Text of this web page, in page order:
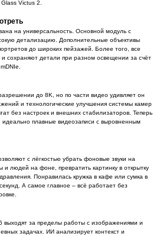
Victus 2.
на универсальность. Основной модуль с
детализацию. Дополнительные объективы
до широких пейзажей. Более того, все
сохраняют детали при разном освещении за счёт
до 8K, но по части видео удивляет он
и технологические улучшения системы камер
без настроек и внешних стабилизаторов. Теперь
идеально плавные видеозаписи с выровненным
с лёгкостью убрать фоновые звуки на
людей на фоне, превратить картинку в открытку
Понравилась кружка в кафе или сумка в
А самое главное – всё работает без
выходят за пределы работы с изображениями и
задачах. ИИ анализирует контекст и